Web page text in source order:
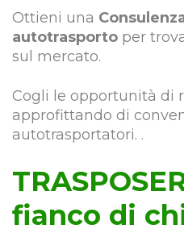
Ottieni una
autotrasporto per
sul mercato.
Cogli le opportunità di
approfittando di
autotrasportatori. .
fianco di